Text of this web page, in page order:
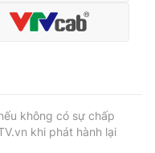
không có sự chấp
khi phát hành lại